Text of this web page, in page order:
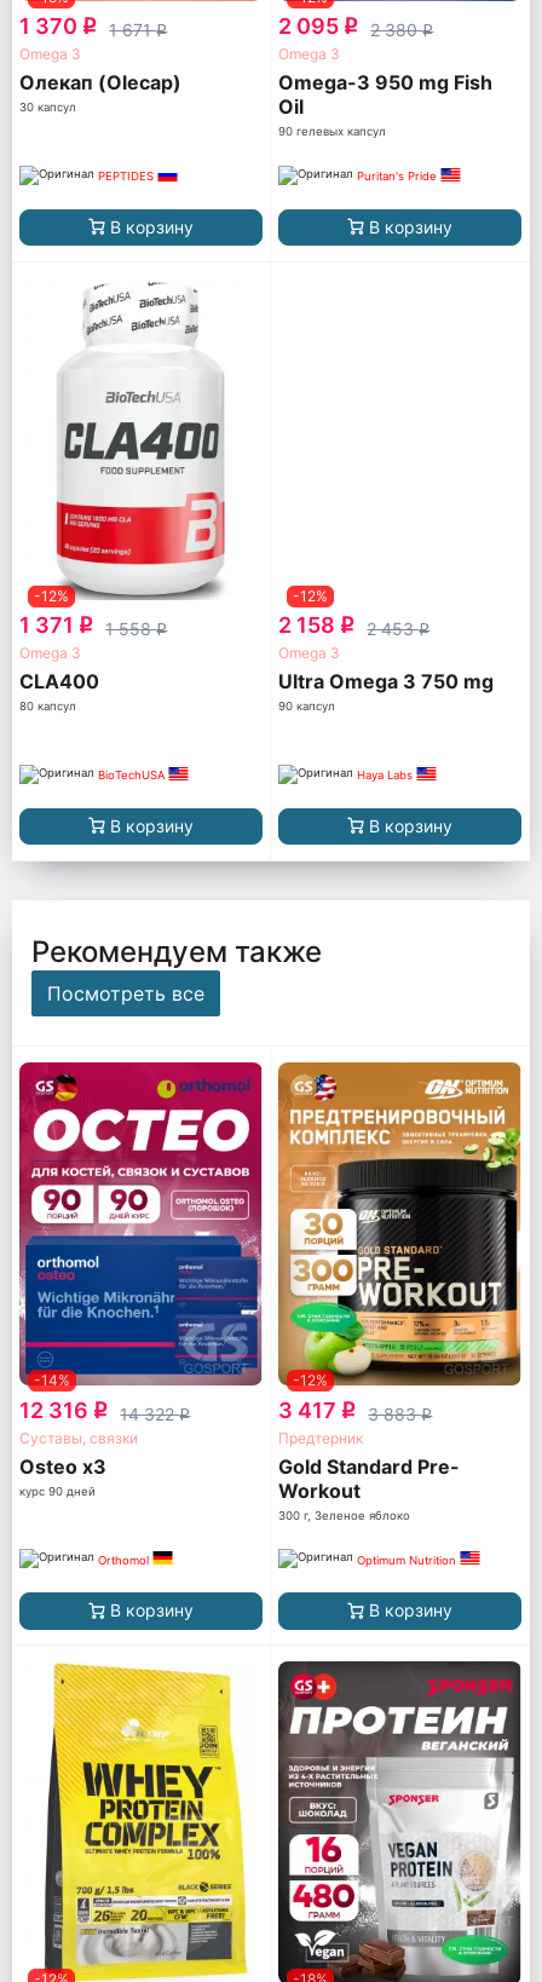
1 370 q 1 671q
Omega 3
Олекап (Olecap)
30 капсул
PEPTIDES
В корзину
2 095 q 2 380q
Omega 3
Omega-3 950 mg Fish
Oil
90 гелевых капсул
Puritan's Pride
В корзину
-12%
1 371 q 1 558q
Omega 3
CLA400
80 капсул
BioTechUSA
В корзину
-12%
2 158 q 2 453q
Omega 3
Ultra Omega 3 750 mg
90 капсул
Haya Labs
В корзину
Рекомендуем также
Посмотреть все
-14%
12 316 q 14 322q
Суставы, связки
Osteo x3
курс 90 дней
Orthomol
В корзину
-12%
3 417 q 3 883q
Предтерник
Gold Standard Pre-
Workout
300 г, Зеленое яблоко
Optimum Nutrition
В корзину